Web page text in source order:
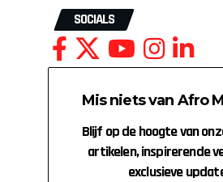
SOCIALS
Mis niets van Afro
Blijf op de hoogte van
artikelen, inspirerende
exclusieve